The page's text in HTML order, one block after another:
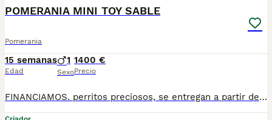
POMERANIA MINI TOY SABLE
Pomerania
15 semanas
Edad
1
Sexo
1400 €
Precio
FINANCIAMOS. perritos preciosos, se entregan a partir de 2 meses y medio de edad, con mínimo 2 vacunas y 2 desparasitaciones. Se entregan con garantía vírica y genética. Con el microchip, su cartilla oficial, contrato de compra y factura. Compra responsablemente en un criador especializado, oficial y homologado con núcleo zoológico. Llámanos para más información. Los precios varían en función de la raza, edad, color y línea del cachorros